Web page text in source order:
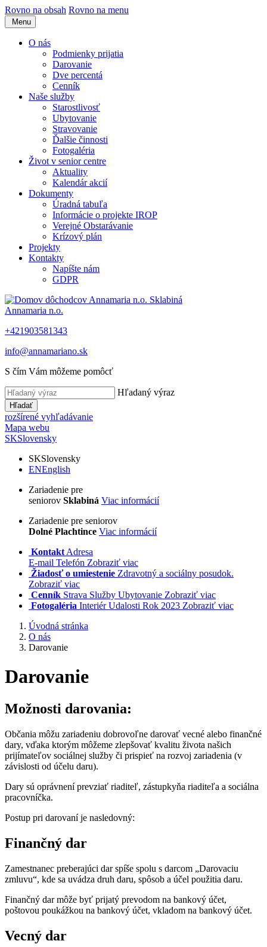
Rovno na obsah Rovno na menu
Menu
O nás
Podmienky prijatia
Darovanie
Dve percentá
Cenník
Naše služby
Starostlivosť
Ubytovanie
Stravovanie
Ďalšie činnosti
Fotogaléria
Život v senior centre
Aktuality
Kalendár akcií
Dokumenty
Úradná tabuľa
Informácie o projekte IROP
Verejné Obstarávanie
Krízový plán
Projekty
Kontakty
Napíšte nám
GDPR
Annamaria n.o.
+421903581343
info@annamariano.sk
S čím Vám môžeme pomôcť
Hľadaný výraz
Hľadať
rozšírené vyhľadávanie
Mapa webu
SKSlovensky
SKSlovensky
ENEnglish
Zariadenie pre
seniorov Sklabiná Viac informácií
Zariadenie pre seniorov
Dolné Plachtince Viac informácií
Kontakt Adresa
E-mail Telefón Zobraziť viac
Žiadosť o umiestenie Zdravotný a sociálny posudok.
Zobraziť viac
Cenník Strava Služby Ubytovanie Zobraziť viac
Fotogaléria Interiér Udalosti Rok 2023 Zobraziť viac
Úvodná stránka
O nás
Darovanie
Darovanie
Možnosti darovania:
Občania môžu zariadeniu dobrovoľne darovať vecné alebo finančné
dary, vďaka ktorým môžeme zlepšovať kvalitu života našich
prijímateľov sociálnej služby či prispieť na rozvoj zariadenia (v
závislosti od účelu daru).
Dary sú oprávnení prevziať riaditeľ, zástupkyňa riaditeľa a sociálna
pracovníčka.
Postup pri darovaní je nasledovný:
Finančný dar
Zamestnanec preberajúci dar spíše spolu s darcom „Darovaciu
zmluvu“, kde sa uvádza druh daru, spôsob a účel použitia daru.
Finančný dar môže byť prijatý prevodom na bankový účet,
poštovou poukážkou na bankový účet, vkladom na bankový účet.
Vecný dar